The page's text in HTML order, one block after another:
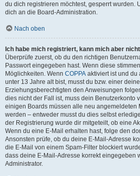
du dich registrieren möchtest, gesperrt wurden.
dich an die Board-Administration.
Nach oben
Ich habe mich registriert, kann mich aber
Überprüfe zuerst, ob du den richtigen
Passwort eingegeben hast. Wenn diese
Möglichkeiten. Wenn COPPA aktiviert ist und du
unter 13 Jahre alt bist, musst du bzw. einer
Erziehungsberechtigten den Anweisungen
dies nicht der Fall ist, muss dein Benutzerkonto
einigen Boards müssen alle neu angemeldeten
werden – entweder musst du dies selbst
der Registrierung wurde dir mitgeteilt, ob eine
Wenn du eine E-Mail erhalten hast, folge den
Ansonsten prüfe, ob du deine E-Mail-Adresse
die E-Mail von einem Spam-Filter blockiert
dass deine E-Mail-Adresse korrekt eingegeben
Administrator.